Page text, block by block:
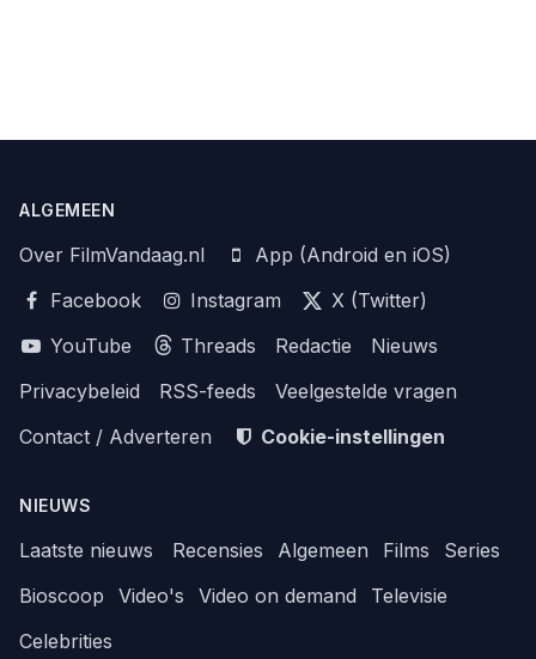
ALGEMEEN
Over FilmVandaag.nl
App (Android en iOS)
Facebook
Instagram
X (Twitter)
YouTube
Threads Redactie
Nieuws
Privacybeleid
RSS-feeds
Veelgestelde vragen
Contact / Adverteren
Cookie-instellingen
NIEUWS
Laatste nieuws Recensies Algemeen Films
Series
Bioscoop
Video's Video on demand
Televisie
Celebrities